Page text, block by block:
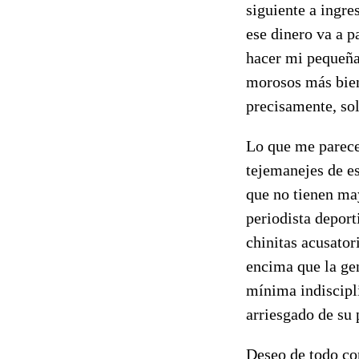
siguiente a
ese dinero va a
hacer mi
morosos más
precisamente,
Lo que me
tejemanejes de
que no tienen
periodista
chinitas
encima que la
mínima
arriesgado de
Deseo de todo